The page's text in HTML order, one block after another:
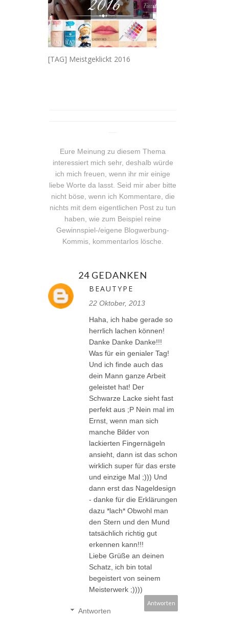
[TAG] Meistgeklickt 2016
Eure Meinung zu diesem Thema
interessiert mich sehr, deshalb würde
ich mich freuen, wenn ihr mir einige
liebe Worte da lasst. Seid mir aber bitte
nicht böse, wenn ich Kommentare, die
nichts mit dem eigentlichen Post zu tun
haben, wie zum Beispiel reine
Gewinnspiel-/eigene Blogwerbung-
Kommis, kommentarlos lösche.
24 GEDANKEN
BEAUTYPE
22 Oktober, 2013
Haha, ich habe gerade so
herrlich lachen können!
Danke Danke Danke!!!
Was für ein genialer Tag!
Und ich finde auch das
dein Mann ganze Arbeit
geleistet hat! Der
Schwarze Lacke sieht fast
perfekt aus ;P Nein mal im
Ernst, wenn man sich
manche Bilder von
lackierten Fingernägeln
ansieht, dann ist das schon
wirklich super für das erste
und einzige Mal ;))) Und
dann erst das Nageldesign
- danke für die Erklärungen
dazu *lach* Obwohl man
den Stern und den Mund
tatsächlich richtig gut
erkennen kann!!!
Liebe Grüße an deinen
Schatz, ich bin total
begeistert von seinem
Meisterwerk ;))))
Antworten
Antworten